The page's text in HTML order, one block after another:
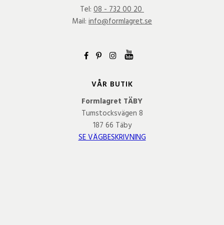
Tel: 08 - 732 00 20
Mail: info@formlagret.se
VÅR BUTIK
Formlagret TÄBY
Tumstocksvägen 8
187 66 Täby
SE VÄGBESKRIVNING